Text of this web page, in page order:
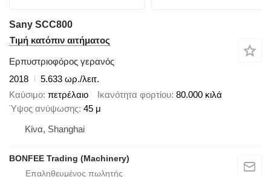
Sany SCC800
Τιμή κατόπιν αιτήματος
Ερπυστριοφόρος γερανός
2018
5.633 ωρ./λειτ.
Καύσιμο πετρέλαιο Ικανότητα φορτίου 80.000 κιλά
Ύψος ανύψωσης 45 μ
Κίνα, Shanghai
BONFEE Trading (Machinery)